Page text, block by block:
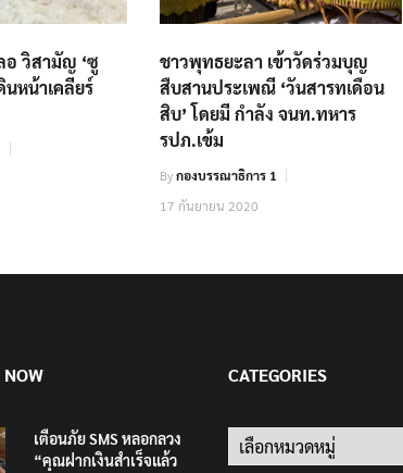
อ วิสามัญ ‘ซู
นหน้าเคลียร์
ชาวพุทธยะลา เข้าวัดร่วมบุญ
สืบสานประเพณี ‘วันสารทเดือน
สิบ’ โดยมี กำลัง จนท.ทหาร
รปภ.เข้ม
Byกองบรรณาธิการ 1
17 กันยายน 2020
NOW
เตือนภัย SMS หลอกลวง
“คุณฝากเงินสำเร็จแล้ว
CATEGORIES